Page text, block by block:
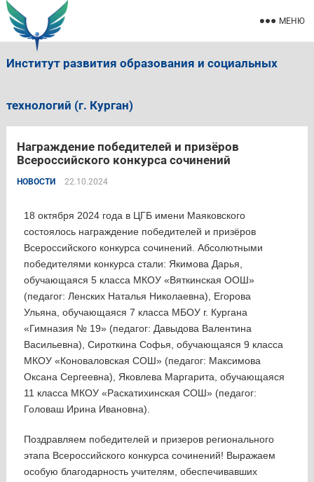
Институт развития образования и социальных
технологий (г. Курган)
МЕНЮ
Награждение победителей и призёров
Всероссийского конкурса сочинений
НОВОСТИ 22.10.2024
18 октября 2024 года в ЦГБ имени Маяковского
состоялось награждение победителей и призёров
Всероссийского конкурса сочинений. Абсолютными
победителями конкурса стали: Якимова Дарья,
обучающаяся 5 класса МКОУ «Вяткинская ООШ»
(педагог: Ленских Наталья Николаевна), Егорова
Ульяна, обучающаяся 7 класса МБОУ г. Кургана
«Гимназия № 19» (педагог: Давыдова Валентина
Васильевна), Сироткина Софья, обучающаяся 9 класса
МКОУ «Коноваловская СОШ» (педагог: Максимова
Оксана Сергеевна), Яковлева Маргарита, обучающаяся
11 класса МКОУ «Раскатихинская СОШ» (педагог:
Головаш Ирина Ивановна).
Поздравляем победителей и призеров регионального
этапа Всероссийского конкурса сочинений! Выражаем
особую благодарность учителям, обеспечивавших